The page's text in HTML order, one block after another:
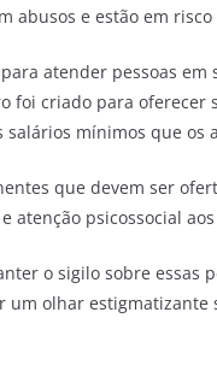
abusos e estão em
atender pessoas em
foi criado para oferecer
mínimos que os
que devem ser
atenção psicossocial
o sigilo sobre essas
um olhar